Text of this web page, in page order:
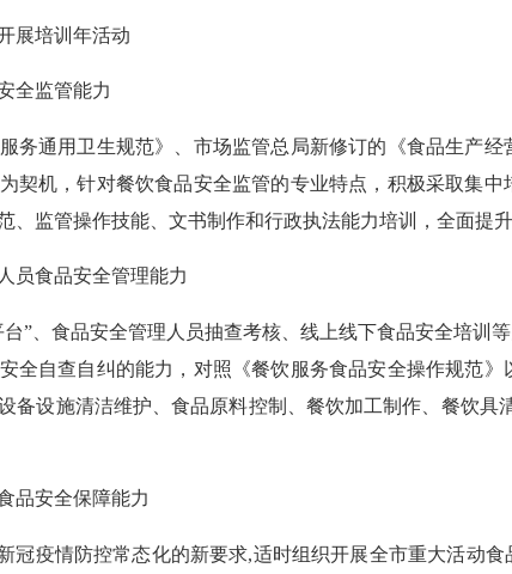
培训年活动
全监管能力
通用卫生规范》、市场监管总局新修订的《食品生产经
契机，针对餐饮食品安全监管的专业特点，积极采取集
、监管操作技能、文书制作和行政执法能力培训，全面提
食品安全管理能力
、食品安全管理人员抽查考核、线上线下食品安全培训
全自查自纠的能力，对照《餐饮服务食品安全操作规范
备设施清洁维护、食品原料控制、餐饮加工制作、餐饮
安全保障能力
疫情防控常态化的新要求,适时组织开展全市重大活动食